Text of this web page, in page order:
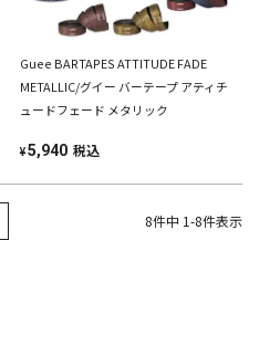
Guee BARTAPES ATTITUDE FADE
METALLIC/グイー バーテープ アティチ
ュードフェード メタリック
¥5,940 税込
8件中 1-8件表示